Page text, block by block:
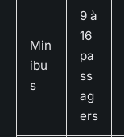
Min
ibu
s
9 à
16
pa
ss
ag
ers